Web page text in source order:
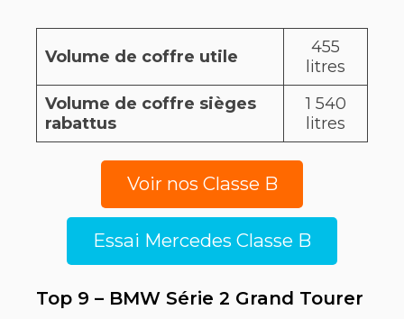
Volume de coffre utile
455
litres
Volume de coffre sièges
rabattus
1 540
litres
Voir nos Classe B
Essai Mercedes Classe B
Top 9 – BMW Série 2 Grand Tourer